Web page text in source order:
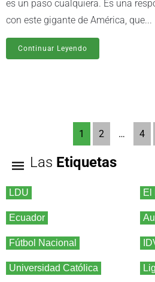
es un paso cualquiera. Es una
con este gigante de América, que...
Continuar Leyendo
1 2 … 4
Las Etiquetas
LDU El
Ecuador
Fútbol Nacional
Universidad Católica